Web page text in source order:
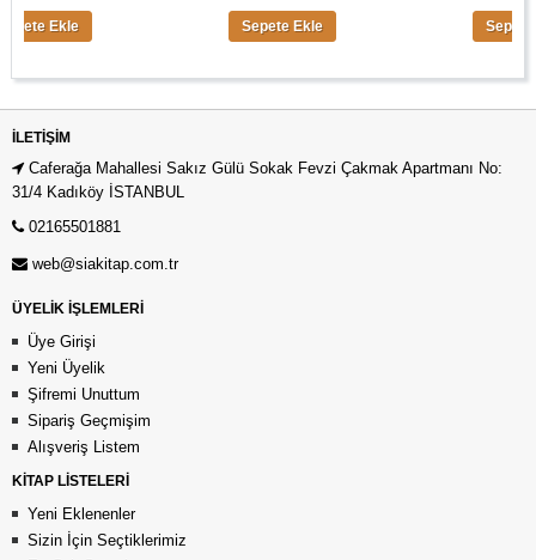
Ekle Sepete Ekle Sepete Ekle
İLETIŞIM
Caferağa Mahallesi Sakız Gülü Sokak Fevzi Çakmak Apartmanı No:
31/4 Kadıköy İSTANBUL
02165501881
web@siakitap.com.tr
ÜYELİK İŞLEMLERİ
Üye Girişi
Yeni Üyelik
Şifremi Unuttum
Sipariş Geçmişim
Alışveriş Listem
KİTAP LİSTELERİ
Yeni Eklenenler
Sizin İçin Seçtiklerimiz